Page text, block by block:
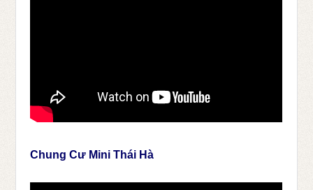
Chung Cư Mini Thái Hà